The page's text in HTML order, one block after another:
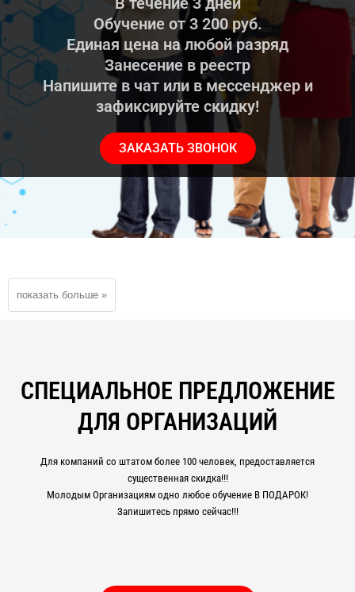
Обучение от 3 200 руб.
Единая цена на любой разряд
Занесение в реестр
Напишите в чат или в мессенджер и
зафиксируйте скидку!
ЗАКАЗАТЬ ЗВОНОК
СПЕЦИАЛЬНОЕ ПРЕДЛОЖЕНИЕ
ДЛЯ ОРГАНИЗАЦИЙ
Для компаний со штатом более 100 человек, предоставляется
существенная скидка!!!
Молодым Организациям одно любое обучение В ПОДАРОК!
Запишитесь прямо сейчас!!!